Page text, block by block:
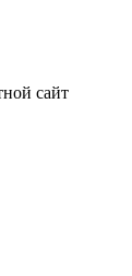
сайт